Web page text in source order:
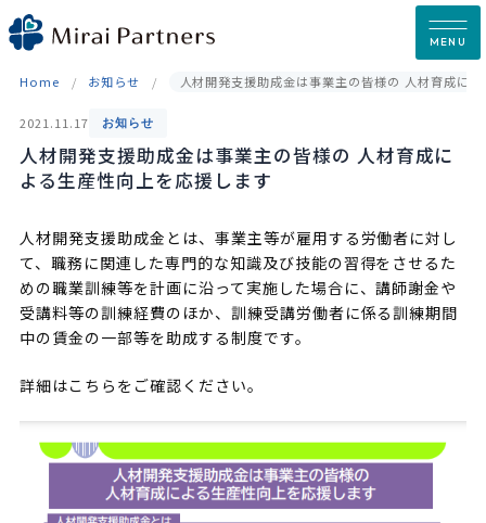
Skip
to
MENU
Home お知らせ 人材開発支援助成金は事業主の皆様の 人材育成に
2021.11.17 お知らせ
人材開発支援助成金は事業主の皆様の 人材育成に
よる生産性向上を応援します
人材開発支援助成金とは、事業主等が雇用する労働者に対し
て、職務に関連した専門的な知識及び技能の習得をさせるた
めの職業訓練等を計画に沿って実施した場合に、講師謝金や
受講料等の訓練経費のほか、訓練受講労働者に係る訓練期間
中の賃金の一部等を助成する制度です。
詳細はこちらをご確認ください。